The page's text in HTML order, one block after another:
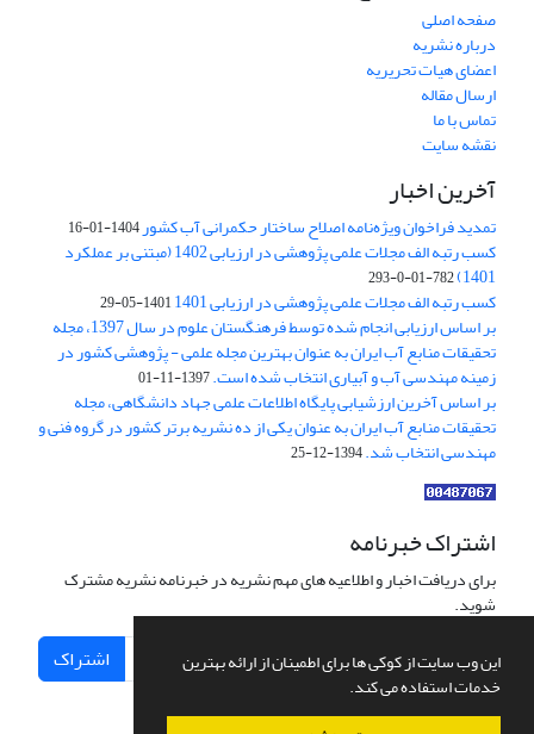
این وب سایت از کوکی ها برای اطمینان از ارائه بهترین
خدمات استفاده می کند.
صفحه اصلی
درباره نشریه
اعضای هیات تحریریه
ارسال مقاله
تماس با ما
نقشه سایت
آخرین اخبار
تمدید فراخوان ویژه‌نامه اصلاح ساختار حکمرانی آب کشور1404-01-16
کسب رتبه الف مجلات علمی پژوهشی در ارزیابی 1402 (مبتنی بر عملکرد
1401)
782-01-0-293
کسب رتبه الف مجلات علمی پژوهشی در ارزیابی 1401 1401-05-29
بر اساس ارزیابی انجام شده توسط فرهنگستان علوم در سال 1397، مجله
تحقیقات منابع آب ایران به عنوان بهترین مجله علمی - پژوهشی کشور در
زمینه مهندسی آب و آبیاری انتخاب شده است.1397-11-01
بر اساس آخرین ارزشیابی پایگاه اطلاعات علمی جهاد دانشگاهی، مجله
تحقیقات منابع آب ایران به عنوان یکی از ده نشریه برتر کشور در گروه فنی و
مهندسی انتخاب شد.1394-12-25
اشتراک خبرنامه
برای دریافت اخبار و اطلاعیه های مهم نشریه در خبرنامه نشریه مشترک
شوید.
اشتراک